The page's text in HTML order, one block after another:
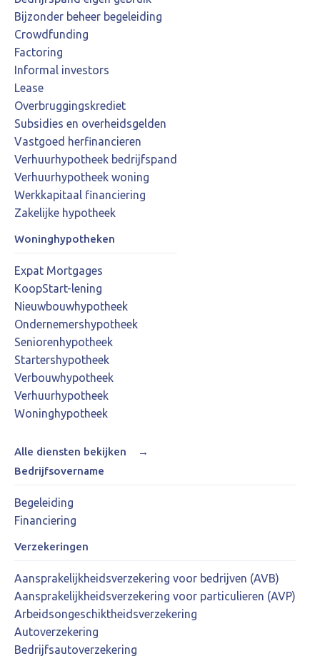
Bijzonder beheer begeleiding
Crowdfunding
Factoring
Informal investors
Lease
Overbruggingskrediet
Subsidies en overheidsgelden
Vastgoed herfinancieren
Verhuurhypotheek bedrijfspand
Verhuurhypotheek woning
Werkkapitaal financiering
Zakelijke hypotheek
Woninghypotheken
Expat Mortgages
KoopStart-lening
Nieuwbouwhypotheek
Ondernemershypotheek
Seniorenhypotheek
Startershypotheek
Verbouwhypotheek
Verhuurhypotheek
Woninghypotheek
Alle diensten bekijken
→
Bedrijfsovername
Begeleiding
Financiering
Verzekeringen
Aansprakelijkheidsverzekering voor bedrijven (AVB)
Aansprakelijkheidsverzekering voor particulieren (AVP)
Arbeidsongeschiktheidsverzekering
Autoverzekering
Bedrijfsautoverzekering